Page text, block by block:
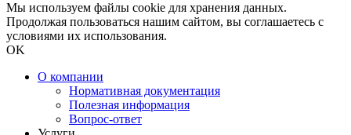
Мы используем файлы cookie для хранения данных.
Продолжая пользоваться нашим сайтом, вы соглашаетесь с
условиями их использования.
OK
О компании
Нормативная документация
Полезная информация
Вопрос-ответ